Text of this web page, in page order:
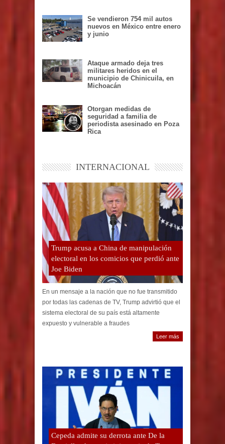
Se vendieron 754 mil autos
nuevos en México entre enero
y junio
Ataque armado deja tres
militares heridos en el
municipio de Chinicuila, en
Michoacán
Otorgan medidas de
seguridad a familia de
periodista asesinado en Poza
Rica
INTERNACIONAL
Trump acusa a China de manipulación
electoral en los comicios que perdió ante
Joe Biden
En un mensaje a la nación que no fue transmitido
por todas las cadenas de TV, Trump advirtió que el
sistema electoral de su país está altamente
expuesto y vulnerable a fraudes
Leer más
Cepeda admite su derrota ante De la